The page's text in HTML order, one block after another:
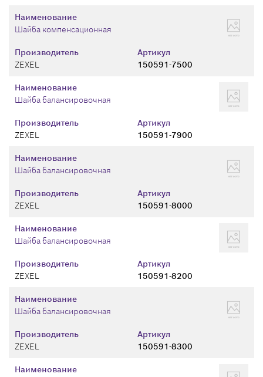
Производитель
ZEXEL
Артикул
150591-7500
Наименование
Шайба компенсационная
Производитель
ZEXEL
Артикул
150591-7900
Наименование
Шайба балансировочная
Производитель
ZEXEL
Артикул
150591-8000
Наименование
Шайба балансировочная
Производитель
ZEXEL
Артикул
150591-8200
Наименование
Шайба балансировочная
Производитель
ZEXEL
Артикул
150591-8300
Наименование
Шайба балансировочная
Наименование